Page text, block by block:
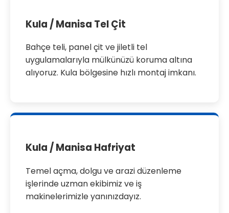
Kula / Manisa Tel Çit
Bahçe teli, panel çit ve jiletli tel
uygulamalarıyla mülkünüzü koruma altına
alıyoruz. Kula bölgesine hızlı montaj imkanı.
Kula / Manisa Hafriyat
Temel açma, dolgu ve arazi düzenleme
işlerinde uzman ekibimiz ve iş
makinelerimizle yanınızdayız.